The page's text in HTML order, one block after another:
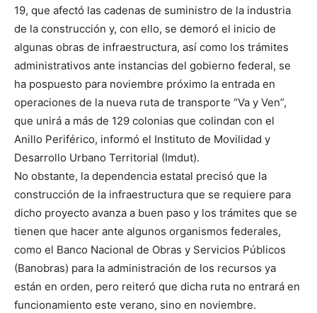
19, que afectó las cadenas de suministro de la industria
de la construcción y, con ello, se demoró el inicio de
algunas obras de infraestructura, así como los trámites
administrativos ante instancias del gobierno federal, se
ha pospuesto para noviembre próximo la entrada en
operaciones de la nueva ruta de transporte “Va y Ven”,
que unirá a más de 129 colonias que colindan con el
Anillo Periférico, informó el Instituto de Movilidad y
Desarrollo Urbano Territorial (Imdut).
No obstante, la dependencia estatal precisó que la
construcción de la infraestructura que se requiere para
dicho proyecto avanza a buen paso y los trámites que se
tienen que hacer ante algunos organismos federales,
como el Banco Nacional de Obras y Servicios Públicos
(Banobras) para la administración de los recursos ya
están en orden, pero reiteró que dicha ruta no entrará en
funcionamiento este verano, sino en noviembre.